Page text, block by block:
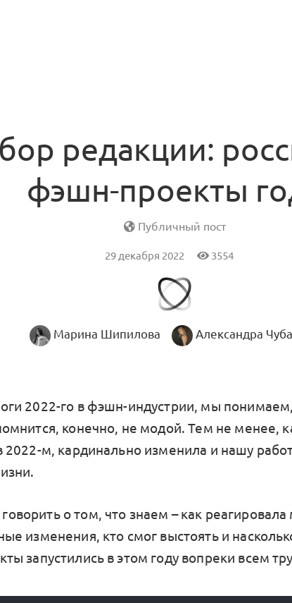
редакции:
фэшн-проекты
Публичный пост
29 декабря 2022 3554
Марина Шипилова Александра
2022-го в фэшн-индустрии, мы
конечно, не модой. Тем не менее,
2022-м, кардинально изменила и нашу
о том, что знаем – как реагировала
изменения, кто смог выстоять и
запустились в этом году вопреки всем